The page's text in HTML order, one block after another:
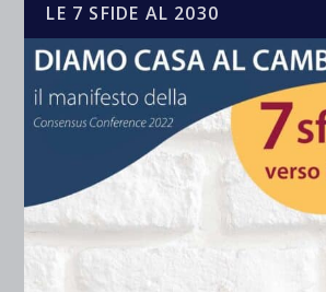
LE 7 SFIDE AL 2030